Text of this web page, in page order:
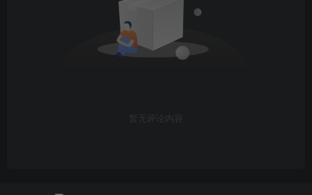
未来可能被微软封堵（羊毛往往薅不长）。
使用建议与避坑Tips
准备备份方案（如其他中转站或本地开源模型）。
暂无评论内容